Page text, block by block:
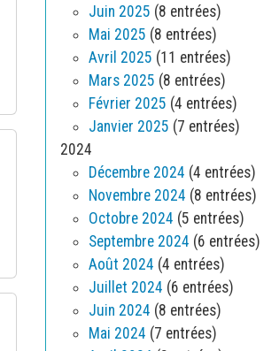
Juin 2025 (8 entrées)
Mai 2025 (8 entrées)
Avril 2025 (11 entrées)
Mars 2025 (8 entrées)
Février 2025 (4 entrées)
Janvier 2025 (7 entrées)
2024
Décembre 2024 (4 entrées)
Novembre 2024 (8 entrées)
Octobre 2024 (5 entrées)
Septembre 2024 (6 entrées)
Août 2024 (4 entrées)
Juillet 2024 (6 entrées)
Juin 2024 (8 entrées)
Mai 2024 (7 entrées)